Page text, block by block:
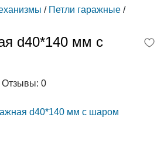
/ Петли гаражные /
d40*140 мм с
Отзывы: 0